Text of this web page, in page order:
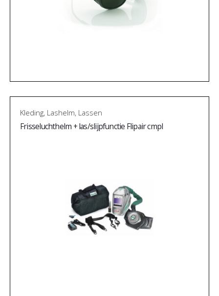
Kleding, Lashelm, Lassen
Frisseluchthelm + las/slijpfunctie Flipair cmpl